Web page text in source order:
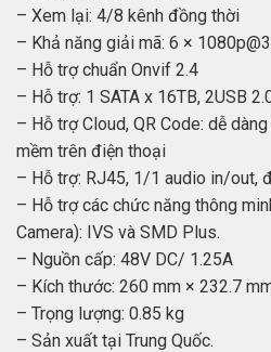
– Xem lại: 4/8 kênh đồng thời
– Khả năng giải mã: 6 ×
– Hỗ trợ chuẩn Onvif 2.4
– Hỗ trợ: 1 SATA x 16TB, 2USB
– Hỗ trợ Cloud, QR Code: dễ
mềm trên điện thoại
– Hỗ trợ: RJ45, 1/1 audio in/out,
– Hỗ trợ các chức năng thông
Camera): IVS và SMD Plus.
– Nguồn cấp: 48V DC/ 1.25A
– Kích thước: 260 mm × 232.7
– Trọng lượng: 0.85 kg
– Sản xuất tại Trung Quốc.